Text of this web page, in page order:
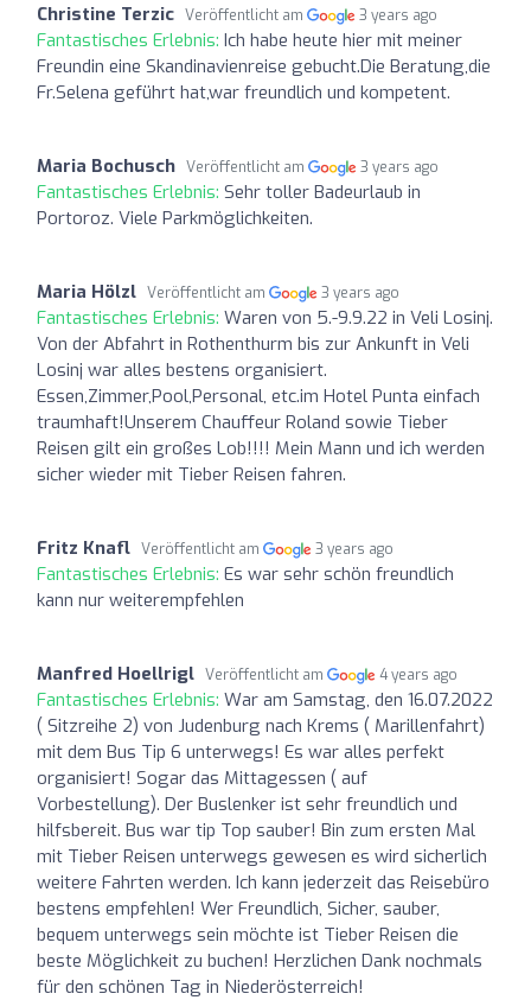
Christine Terzic Veröffentlicht am 3 years ago
Fantastisches Erlebnis: Ich habe heute hier mit meiner
Freundin eine Skandinavienreise gebucht.Die Beratung,die
Fr.Selena geführt hat,war freundlich und kompetent.
Maria Bochusch Veröffentlicht am 3 years ago
Fantastisches Erlebnis: Sehr toller Badeurlaub in
Portoroz. Viele Parkmöglichkeiten.
Maria Hölzl Veröffentlicht am 3 years ago
Fantastisches Erlebnis: Waren von 5.-9.9.22 in Veli Losinj.
Von der Abfahrt in Rothenthurm bis zur Ankunft in Veli
Losinj war alles bestens organisiert.
Essen,Zimmer,Pool,Personal, etc.im Hotel Punta einfach
traumhaft!Unserem Chauffeur Roland sowie Tieber
Reisen gilt ein großes Lob!!!! Mein Mann und ich werden
sicher wieder mit Tieber Reisen fahren.
Fritz Knafl Veröffentlicht am 3 years ago
Fantastisches Erlebnis: Es war sehr schön freundlich
kann nur weiterempfehlen
Manfred Hoellrigl Veröffentlicht am 4 years ago
Fantastisches Erlebnis: War am Samstag, den 16.07.2022
( Sitzreihe 2) von Judenburg nach Krems ( Marillenfahrt)
mit dem Bus Tip 6 unterwegs! Es war alles perfekt
organisiert! Sogar das Mittagessen ( auf
Vorbestellung). Der Buslenker ist sehr freundlich und
hilfsbereit. Bus war tip Top sauber! Bin zum ersten Mal
mit Tieber Reisen unterwegs gewesen es wird sicherlich
weitere Fahrten werden. Ich kann jederzeit das Reisebüro
bestens empfehlen! Wer Freundlich, Sicher, sauber,
bequem unterwegs sein möchte ist Tieber Reisen die
beste Möglichkeit zu buchen! Herzlichen Dank nochmals
für den schönen Tag in Niederösterreich!